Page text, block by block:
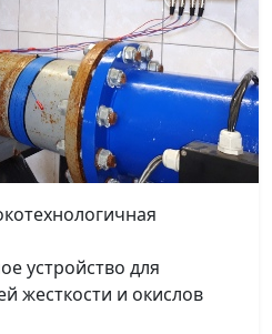
устройство для
жесткости и окислов